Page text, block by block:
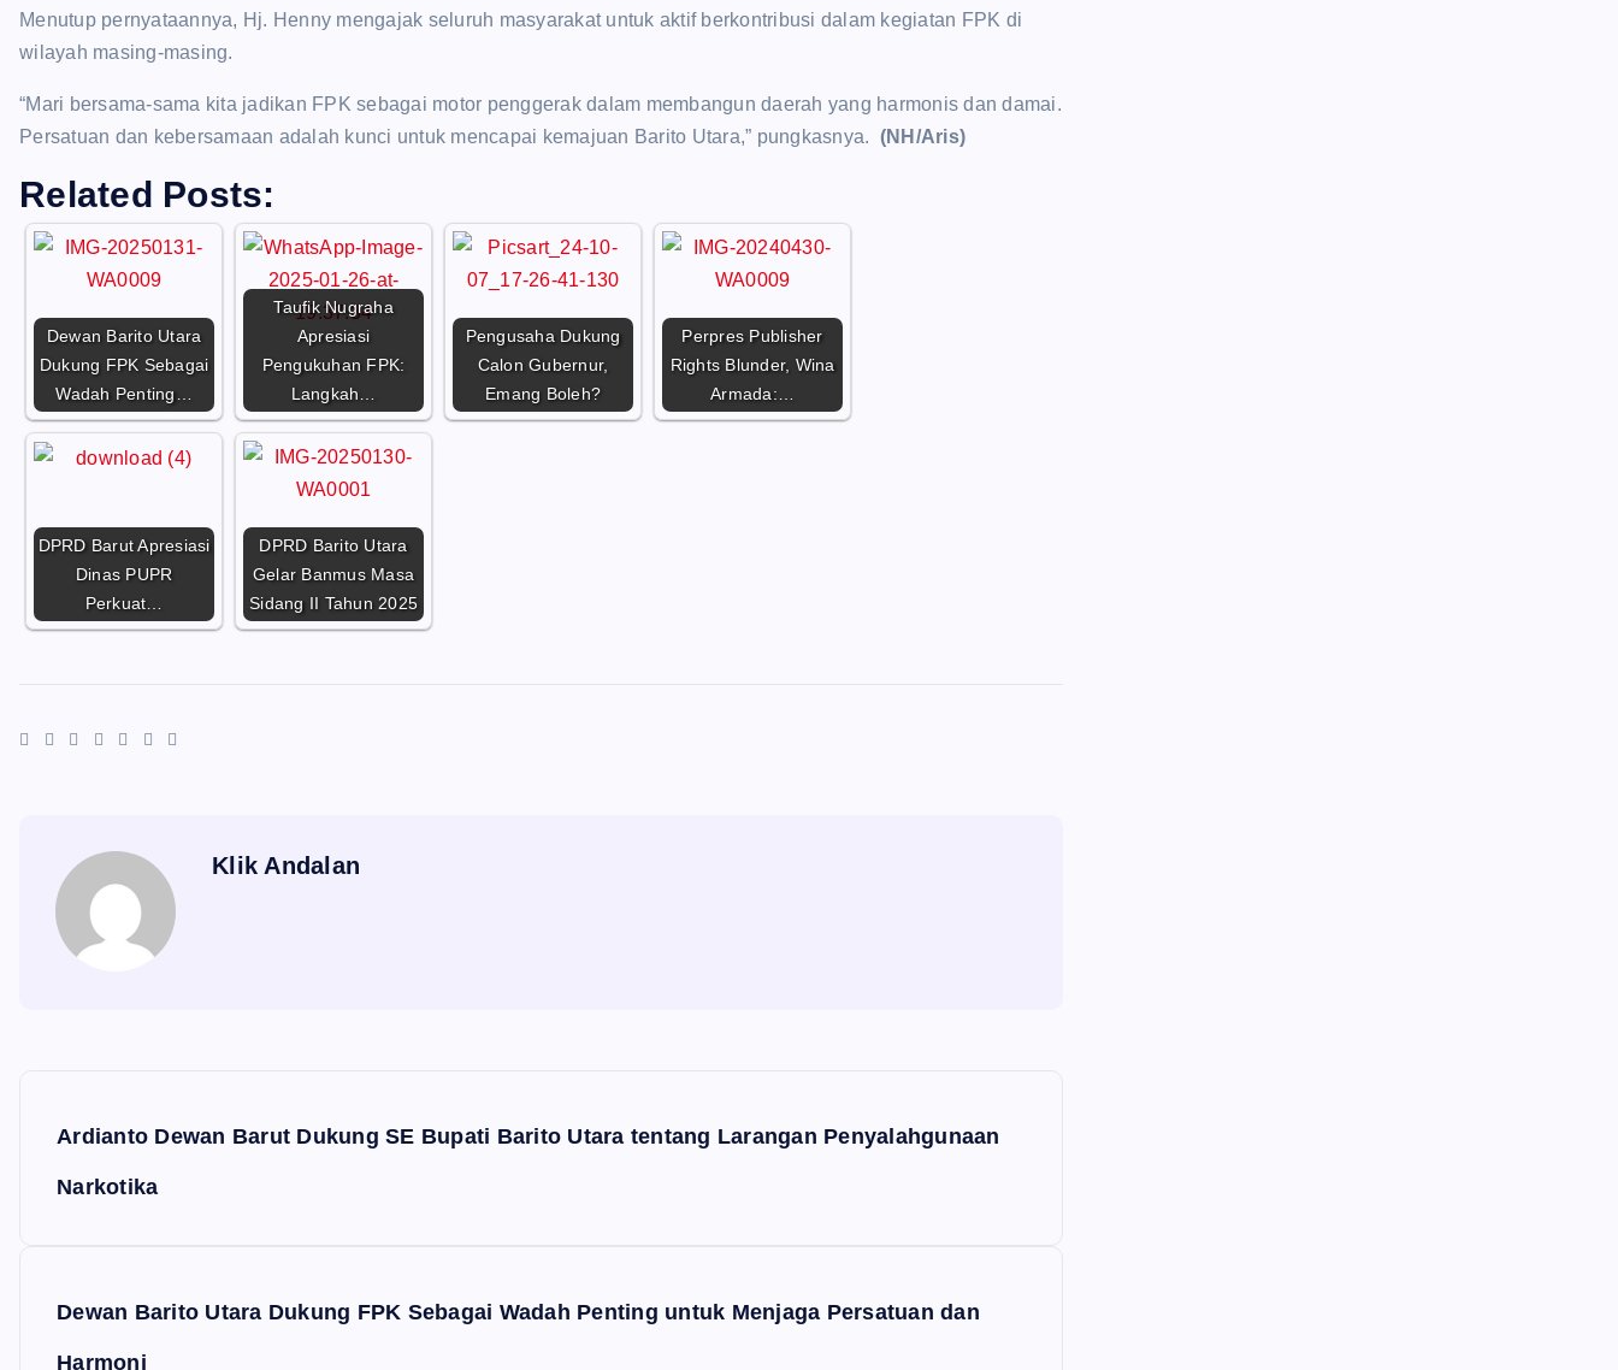
Menutup pernyataannya, Hj. Henny mengajak seluruh masyarakat untuk aktif berkontribusi dalam kegiatan FPK di
wilayah masing-masing.
“Mari bersama-sama kita jadikan FPK sebagai motor penggerak dalam membangun daerah yang harmonis dan damai.
Persatuan dan kebersamaan adalah kunci untuk mencapai kemajuan Barito Utara,” pungkasnya. (NH/Aris)
Related Posts:
Dewan Barito Utara
Dukung FPK Sebagai
Wadah Penting…
Taufik Nugraha
Apresiasi
Pengukuhan FPK:
Langkah…
Pengusaha Dukung
Calon Gubernur,
Emang Boleh?
Perpres Publisher
Rights Blunder, Wina
Armada:…
DPRD Barut Apresiasi
Dinas PUPR
Perkuat…
DPRD Barito Utara
Gelar Banmus Masa
Sidang II Tahun 2025
Klik Andalan
Ardianto Dewan Barut Dukung SE Bupati Barito Utara tentang Larangan Penyalahgunaan
Narkotika
Dewan Barito Utara Dukung FPK Sebagai Wadah Penting untuk Menjaga Persatuan dan
Harmoni